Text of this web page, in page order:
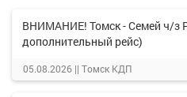
ВНИМАНИЕ! Томск - Семей ч/з
дополнительный рейс)
05.08.2026 || Томск КДП